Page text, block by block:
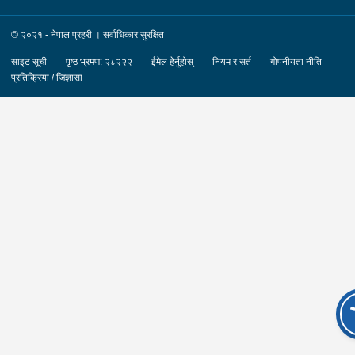
© २०२१ - नेपाल प्रहरी । सर्वाधिकार सुरक्षित
साइट सूची पृष्ठ भ्रमण: २८२२२ ईमेल हेर्नुहोस् नियम र सर्त
गोपनीयता नीति
प्रतिक्रिया / जिज्ञासा